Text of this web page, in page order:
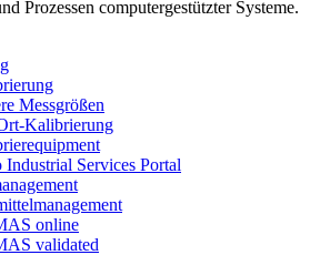
Prozessen computergestützter Systeme.
Messgrößen
Kalibrierung
Industrial Services Portal
online
validated